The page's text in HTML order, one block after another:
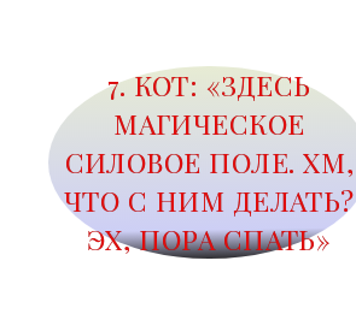
7. КОТ: «ЗДЕСЬ
МАГИЧЕСКОЕ
СИЛОВОЕ ПОЛЕ. ХМ,
ЧТО С НИМ ДЕЛАТЬ?
ЭХ, ПОРА СПАТЬ»